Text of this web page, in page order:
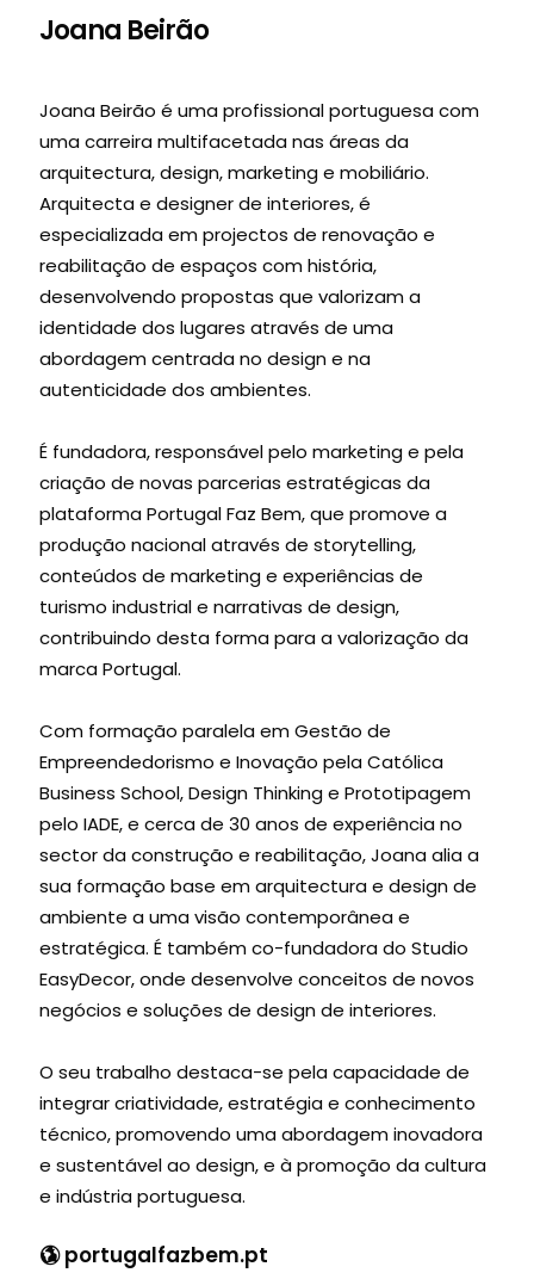
Joana Beirão
Joana Beirão é uma profissional portuguesa com
uma carreira multifacetada nas áreas da
arquitectura, design, marketing e mobiliário.
Arquitecta e designer de interiores, é
especializada em projectos de renovação e
reabilitação de espaços com história,
desenvolvendo propostas que valorizam a
identidade dos lugares através de uma
abordagem centrada no design e na
autenticidade dos ambientes.
É fundadora, responsável pelo marketing e pela
criação de novas parcerias estratégicas da
plataforma Portugal Faz Bem, que promove a
produção nacional através de storytelling,
conteúdos de marketing e experiências de
turismo industrial e narrativas de design,
contribuindo desta forma para a valorização da
marca Portugal.
Com formação paralela em Gestão de
Empreendedorismo e Inovação pela Católica
Business School, Design Thinking e Prototipagem
pelo IADE, e cerca de 30 anos de experiência no
sector da construção e reabilitação, Joana alia a
sua formação base em arquitectura e design de
ambiente a uma visão contemporânea e
estratégica. É também co-fundadora do Studio
EasyDecor, onde desenvolve conceitos de novos
negócios e soluções de design de interiores.
O seu trabalho destaca-se pela capacidade de
integrar criatividade, estratégia e conhecimento
técnico, promovendo uma abordagem inovadora
e sustentável ao design, e à promoção da cultura
e indústria portuguesa.
portugalfazbem.pt